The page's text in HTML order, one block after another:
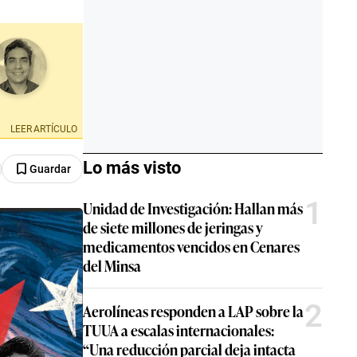
LEER ARTÍCULO
Guardar Lo más visto
Unidad de Investigación: Hallan más
de siete millones de jeringas y
medicamentos vencidos en Cenares
del Minsa
1
Aerolíneas responden a LAP sobre la
TUUA a escalas internacionales:
“Una reducción parcial deja intacta
2